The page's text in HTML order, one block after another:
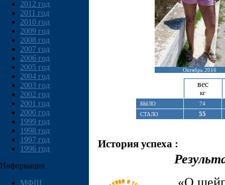
2012 год
2011 год
2010 год
2009 год
2008 год
2007 год
2006 год
2005 год
2004 год
2003 год
2002 год
2001 год
2000 год
1999 год
1998 год
1997 год
1996 год
Информация
МФШ
Октябрь 2016
вес
кг
БЫЛО
74
СТАЛО
55
История успеха :